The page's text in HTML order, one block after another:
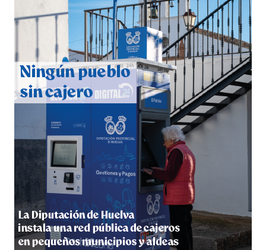
CUARTA CORRIDA DE LAS FIESTAS COLOMBINAS
2026
hace 6 días·Huelvatv
4º DÍA DE LAS FIESTAS COLOMBINAS 2026
hace 6 días·Huelvatv